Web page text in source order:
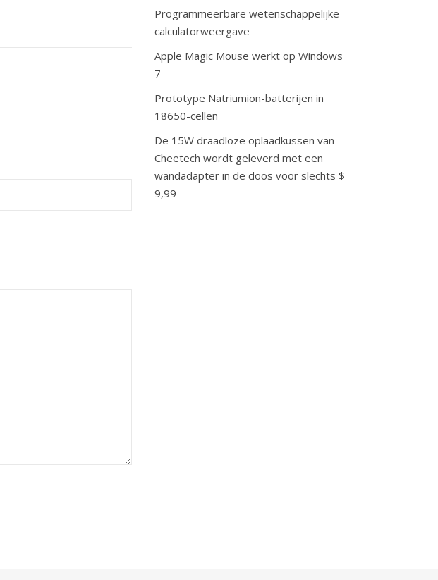
Programmeerbare wetenschappelijke
calculatorweergave
Apple Magic Mouse werkt op Windows
7
Prototype Natriumion-batterijen in
18650-cellen
De 15W draadloze oplaadkussen van
Cheetech wordt geleverd met een
wandadapter in de doos voor slechts $
9,99